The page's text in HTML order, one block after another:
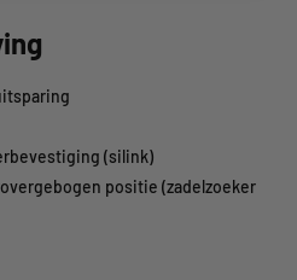
(silink)
positie (zadelzoeker